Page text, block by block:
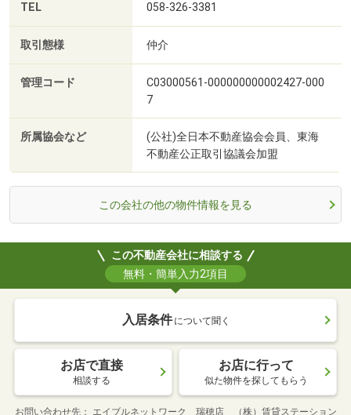
TEL 058-326-3381
取引態様 仲介
管理コード
C03000561-000000000002427-000
7
所属協会など
(公社)全日本不動産協会会員、東海
不動産公正取引協議会加盟
この会社の他の物件情報を見る
この不動産会社に相談する
無料・簡単入力2項目
入居条件 について聞く
お店で直接
相談する
お店に行って
似た物件を探してもらう
お問い合わせ先 エイブルネットワーク 瑞穂店 （株）賃貸ステーション